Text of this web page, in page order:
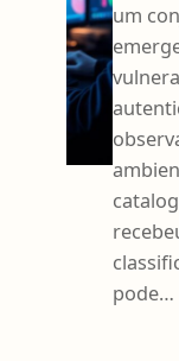
um
pode…